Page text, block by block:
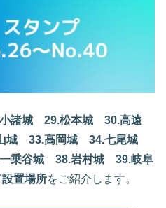
諸城 29.松本城
30.高遠
城 33.高岡城
34.七尾城
乗谷城 38.岩村城
39.岐阜
置場所をご紹介します。